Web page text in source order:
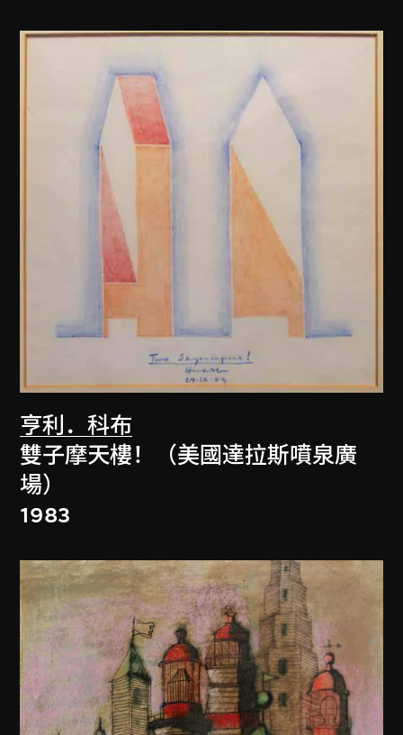
亨利．科布
雙子摩天樓！（美國達拉斯噴泉廣
場）
1983